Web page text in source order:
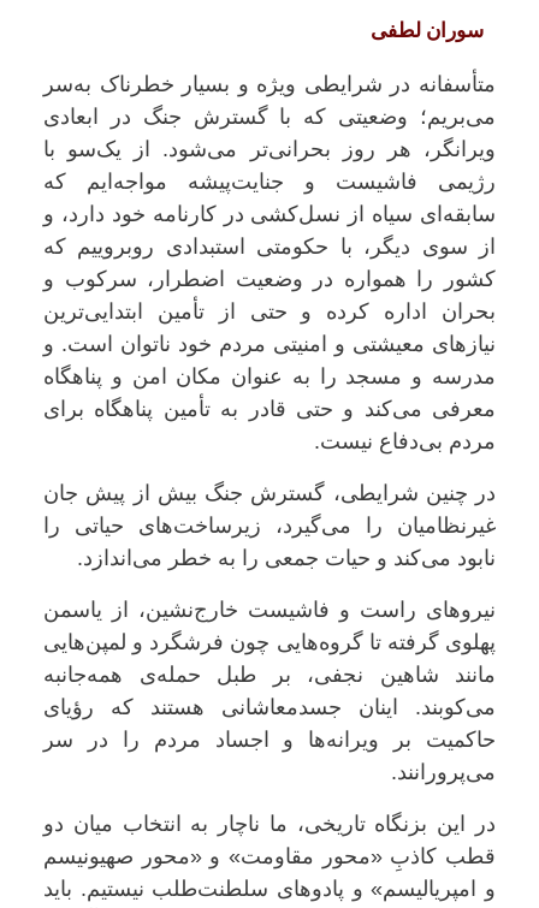
سوران لطفی
متأسفانه در شرایطی ویژه و بسیار خطرناک به‌سر
می‌بریم؛ وضعیتی که با گسترش جنگ در ابعادی
ویرانگر، هر روز بحرانی‌تر می‌شود. از یک‌سو با
رژیمی فاشیست و جنایت‌پیشه مواجه‌ایم که
سابقه‌ای سیاه از نسل‌کشی در کارنامه‌ خود دارد، و
از سوی دیگر، با حکومتی استبدادی روبروییم که
کشور را همواره در وضعیت اضطرار، سرکوب و
بحران اداره کرده و حتی از تأمین ابتدایی‌ترین
نیازهای معیشتی و امنیتی مردم خود ناتوان است. و
مدرسه و مسجد را به عنوان مکان امن و پناهگاه
معرفی می‌کند و حتی قادر به تأمین پناهگاه برای
مردم بی‌دفاع نیست.
در چنین شرایطی، گسترش جنگ بیش از پیش جان
غیرنظامیان را می‌گیرد، زیرساخت‌های حیاتی را
نابود می‌کند و حیات جمعی را به خطر می‌اندازد.
نیروهای راست و فاشیست خارج‌نشین، از یاسمن
پهلوی گرفته تا گروه‌هایی چون فرشگرد و لمپن‌هایی
مانند شاهین نجفی، بر طبل حمله‌ی همه‌جانبه
می‌کوبند. اینان جسد‌معاشانی هستند که رؤیای
حاکمیت بر ویرانه‌ها و اجساد مردم را در سر
می‌پرورانند.
در این بزنگاه تاریخی، ما ناچار به انتخاب میان دو
قطب کاذبِ «محور مقاومت» و «محور صهیونیسم
و امپریالیسم» و پادوهای سلطنت‌طلب نیستیم. باید